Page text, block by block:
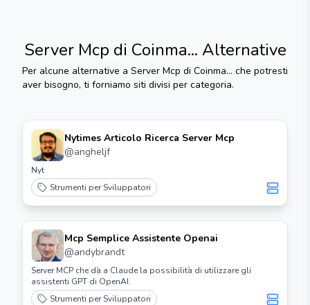
Server Mcp di Coinma... Alternative
Per alcune alternative a Server Mcp di Coinma... che potresti
aver bisogno, ti forniamo siti divisi per categoria.
Nytimes Articolo Ricerca Server Mcp
@angheljf
Nyt
Strumenti per Sviluppatori
Mcp Semplice Assistente Openai
@andybrandt
Server MCP che dà a Claude la possibilità di utilizzare gli
assistenti GPT di OpenAI.
Strumenti per Sviluppatori